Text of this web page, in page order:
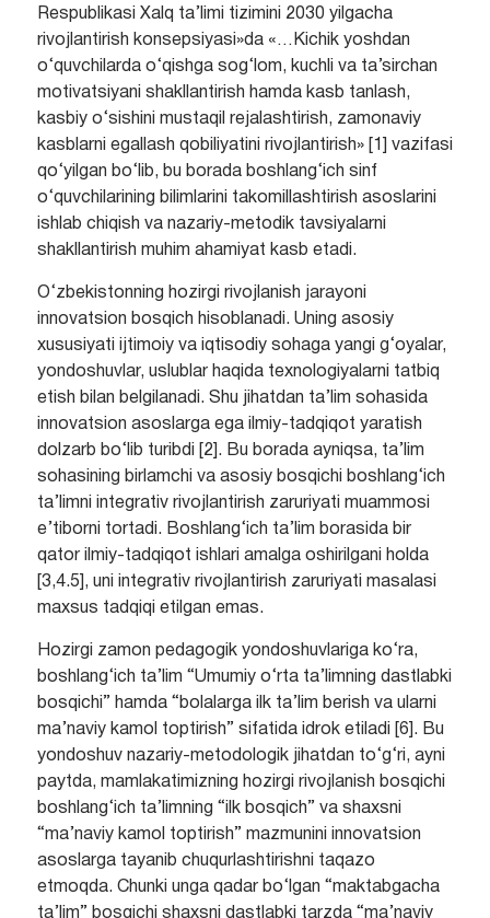
Respublikasi Xalq ta’limi tizimini 2030 yilgacha
rivojlantirish konsepsiyasi»da «…Kichik yoshdan
o‘quvchilarda o‘qishga sog‘lom, kuchli va ta’sirchan
motivatsiyani shakllantirish hamda kasb tanlash,
kasbiy o‘sishini mustaqil rejalashtirish, zamonaviy
kasblarni egallash qobiliyatini rivojlantirish» [1] vazifasi
qo‘yilgan bo‘lib, bu borada boshlang‘ich sinf
o‘quvchilarining bilimlarini takomillashtirish asoslarini
ishlab chiqish va nazariy-metodik tavsiyalarni
shakllantirish muhim ahamiyat kasb etadi.
O‘zbekistonning hozirgi rivojlanish jarayoni
innovatsion bosqich hisoblanadi. Uning asosiy
xususiyati ijtimoiy va iqtisodiy sohaga yangi g‘oyalar,
yondoshuvlar, uslublar haqida texnologiyalarni tatbiq
etish bilan belgilanadi. Shu jihatdan ta’lim sohasida
innovatsion asoslarga ega ilmiy-tadqiqot yaratish
dolzarb bo‘lib turibdi [2]. Bu borada ayniqsa, ta’lim
sohasining birlamchi va asosiy bosqichi boshlang‘ich
ta’limni integrativ rivojlantirish zaruriyati muammosi
e’tiborni tortadi. Boshlang‘ich ta’lim borasida bir
qator ilmiy-tadqiqot ishlari amalga oshirilgani holda
[3,4.5], uni integrativ rivojlantirish zaruriyati masalasi
maxsus tadqiqi etilgan emas.
Hozirgi zamon pedagogik yondoshuvlariga ko‘ra,
boshlang‘ich ta’lim “Umumiy o‘rta ta’limning dastlabki
bosqichi” hamda “bolalarga ilk ta’lim berish va ularni
ma’naviy kamol toptirish” sifatida idrok etiladi [6]. Bu
yondoshuv nazariy-metodologik jihatdan to‘g‘ri, ayni
paytda, mamlakatimizning hozirgi rivojlanish bosqichi
boshlang‘ich ta’limning “ilk bosqich” va shaxsni
“ma’naviy kamol toptirish” mazmunini innovatsion
asoslarga tayanib chuqurlashtirishni taqazo
etmoqda. Chunki unga qadar bo‘lgan “maktabgacha
ta’lim” bosqichi shaxsni dastlabki tarzda “ma’naviy